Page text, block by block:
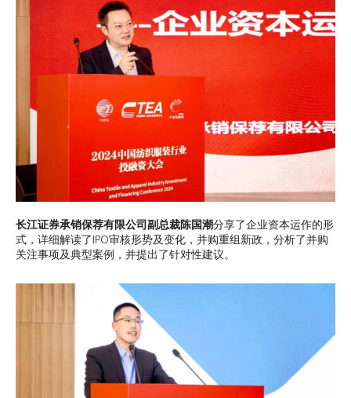
长江证券承销保荐有限公司副总裁陈国潮分享了企业资本运作的形
式，详细解读了IPO审核形势及变化，并购重组新政，分析了并购
关注事项及典型案例，并提出了针对性建议。